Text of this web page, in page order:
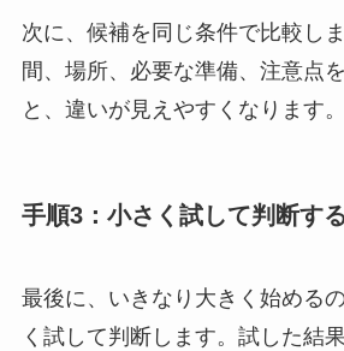
次に、候補を同じ条件で比較し
間、場所、必要な準備、注意点
と、違いが見えやすくなります。
手順3：小さく試して判断する
最後に、いきなり大きく始める
く試して判断します。試した結